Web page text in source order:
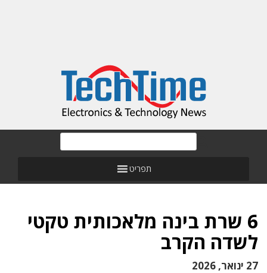
תפריט
6 שרת בינה מלאכותית טקטי
לשדה הקרב
27 ינואר, 2026